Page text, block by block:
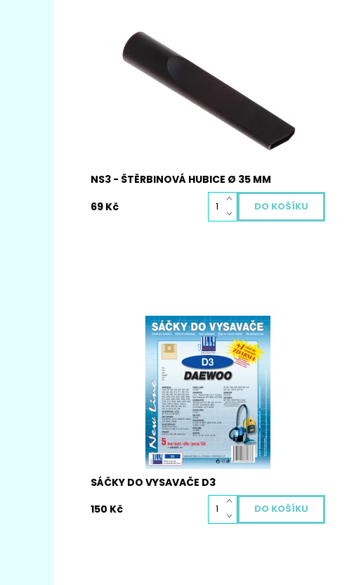
Štěrbinový nástavec NS3 je univerzální pro
všechny druhy vysavačů s teleskopickou tyčí
vysavače o Ø 35mm kulatého tvaru.
Dostupnost:
Vyprodáno
4032
NS3 - ŠTĚRBINOVÁ HUBICE Ø 35 MM
69 Kč
Papírové sáčky do vysavače D3. Balení
obsahuje 5 ks papírových sáčků D3, vůni do
vysavače zdarma, mikrofiltr pro Váš vysavač.
Dostupnost:
Skladem
6067
SÁČKY DO VYSAVAČE D3
150 Kč